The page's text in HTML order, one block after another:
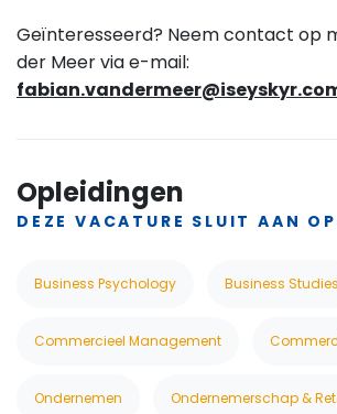
Geïnteresseerd? Neem contact op
der Meer via e-mail:
Opleidingen
DEZE VACATURE SLUIT AAN
Business Psychology Business Studies
Commercieel Management
Ondernemen Ondernemerschap &